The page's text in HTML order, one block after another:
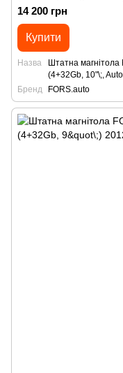
14 200 грн
Купити
Назва
Штатна
(4+32Gb, 10"\;,
Бренд
FORS.auto